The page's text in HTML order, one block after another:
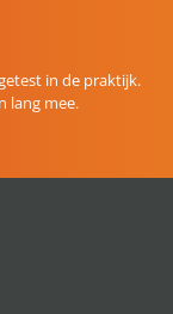
in de praktijk.
lang mee.